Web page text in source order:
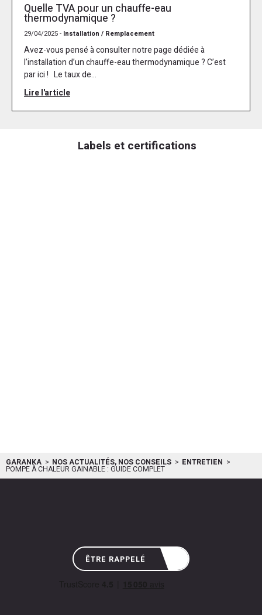
Quelle TVA pour un chauffe-eau
thermodynamique ?
29/04/2025 - Installation / Remplacement
Avez-vous pensé à consulter notre page dédiée à
l’installation d’un chauffe-eau thermodynamique ? C’est
par ici ! Le taux de...
Lire l'article
Labels et certifications
GARANKA NOS ACTUALITÉS, NOS CONSEILS ENTRETIEN
POMPE À CHALEUR GAINABLE : GUIDE COMPLET
ÊTRE RAPPELÉ